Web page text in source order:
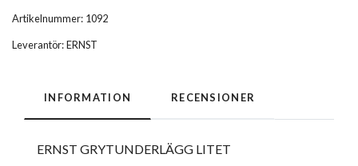
Artikelnummer: 1092
Leverantör:ERNST
INFORMATION RECENSIONER
ERNST GRYTUNDERLÄGG LITET